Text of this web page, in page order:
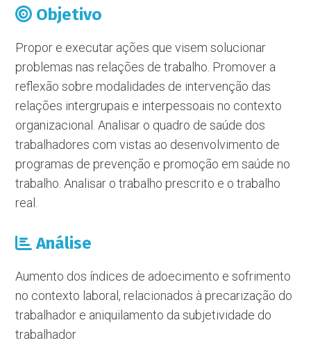
Objetivo
Propor e executar ações que visem solucionar
problemas nas relações de trabalho. Promover a
reflexão sobre modalidades de intervenção das
relações intergrupais e interpessoais no contexto
organizacional. Analisar o quadro de saúde dos
trabalhadores com vistas ao desenvolvimento de
programas de prevenção e promoção em saúde no
trabalho. Analisar o trabalho prescrito e o trabalho
real.
Análise
Aumento dos índices de adoecimento e sofrimento
no contexto laboral, relacionados à precarização do
trabalhador e aniquilamento da subjetividade do
trabalhador